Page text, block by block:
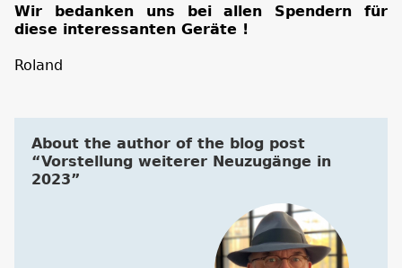
Wir bedanken uns bei allen Spendern für
diese interessanten Geräte !
Roland
About the author of the blog post
“Vorstellung weiterer Neuzugänge in
2023”